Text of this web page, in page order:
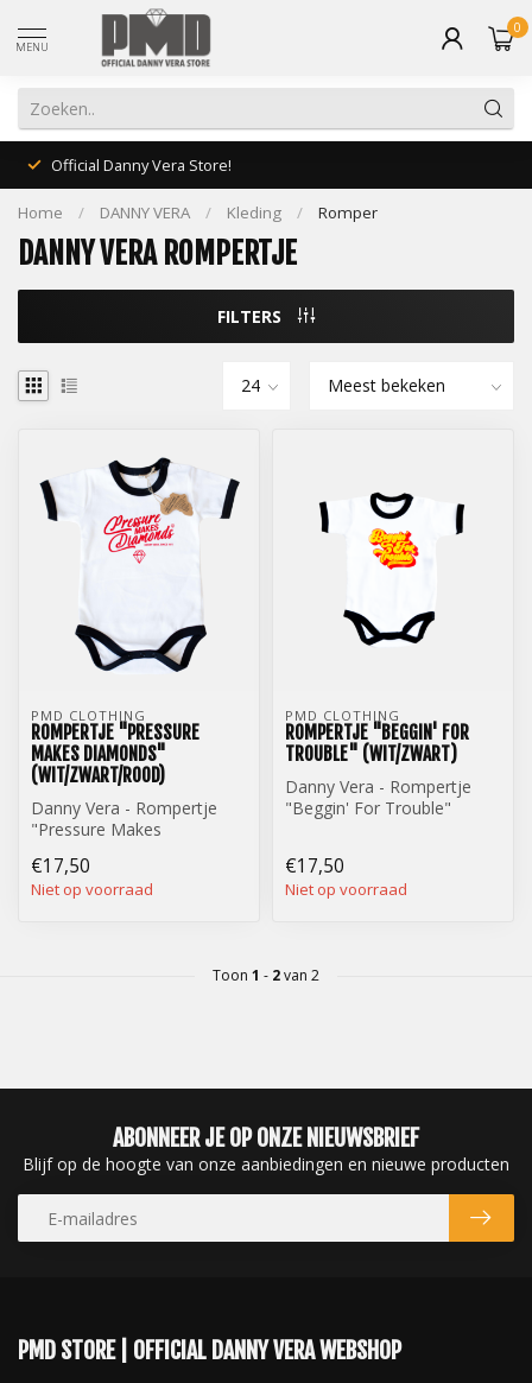
MENU
0
Official Danny Vera Store!
Home / DANNY VERA / Kleding / Romper
DANNY VERA ROMPERTJE
FILTERS
PMD CLOTHING
ROMPERTJE "PRESSURE
MAKES DIAMONDS"
(WIT/ZWART/ROOD)
Danny Vera - Rompertje
"Pressure Makes
(Wit/Zwart/Rood)
€17,50
Niet op voorraad
PMD CLOTHING
ROMPERTJE "BEGGIN' FOR
TROUBLE" (WIT/ZWART)
Danny Vera - Rompertje
"Beggin' For Trouble"
€17,50
Niet op voorraad
Toon 1 - 2van 2
ABONNEER JE OP ONZE NIEUWSBRIEF
Blijf op de hoogte van onze aanbiedingen en nieuwe producten
PMD STORE | OFFICIAL DANNY VERA WEBSHOP